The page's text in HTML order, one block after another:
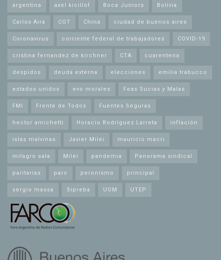
argentina axel kicillof Boca Juniors Bolivia
Carlos Aira CGT China ciudad de buenos aires
Coronavirus corriente federal de trabajadores COVID-19
cristina fernandez de kirchner CTA cuarentena
despidos deuda externa elecciones emilia trabucco
estados unidos evo morales Feas Sucias y Malas
FMI Frente de Todos Fuentes Seguras
hector amichetti Horacio Rodríguez Larreta inflación
islas malvinas Javier Milei mauricio macri
milagro sala Milei pandemia Panorama sindical
paritarias paro peronismo principal
sergio massa Sipreba UOM UTEP